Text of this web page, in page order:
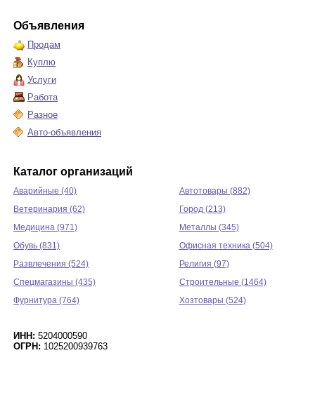
Объявления
Продам
Куплю
Услуги
Работа
Разное
Авто-объявления
Каталог организаций
Аварийные (40)
Автотовары (882)
Ветеринария (62)
Город (213)
Медицина (971)
Металлы (345)
Обувь (831)
Офисная техника (504)
Развлечения (524)
Религия (97)
Спецмагазины (435)
Строительные (1464)
Фурнитура (764)
Хозтовары (524)
ИНН: 5204000590
ОГРН: 1025200939763